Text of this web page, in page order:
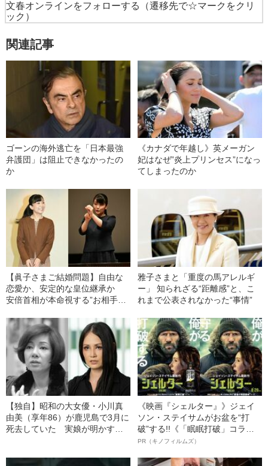
文春オンラインをフォローする
（遷移先で☆マークをクリ
ック）
関連記事
ゴーンの海外逃亡を「日本最強
弁護団」は阻止できなかったの
か
《カナダで年越し》英メーガン
妃はなぜ”炎上プリンセス”になっ
てしまったのか
【眞子さまご結婚問題】自由な
恋愛か、安定的な皇位継承か
安倍首相が本命視する”お相手男
雅子さまと「重度の馬アレルギ
ー」 知られざる“距離感”と、こ
れまで公表されなかった“事情”
【独自】昭和の大女優・小川真
由美（享年86）が鹿児島で3月に
死去していた 実娘が明かす
《映画『シェルター』》ジェイ
ソン・ステイサムがお盆を“打
破”する!!《「眠眠打破」コラ
ボ》
PR（キノフィルムズ）